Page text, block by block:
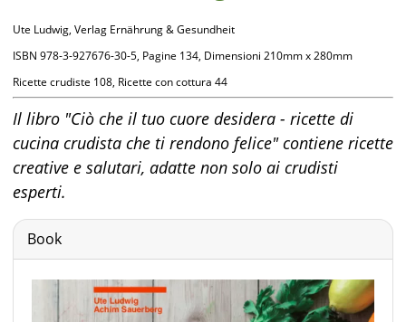
Ute Ludwig, Verlag Ernährung & Gesundheit
ISBN 978-3-927676-30-5, Pagine 134, Dimensioni 210mm x 280mm
Ricette crudiste 108, Ricette con cottura 44
Il libro "Ciò che il tuo cuore desidera - ricette di
cucina crudista che ti rendono felice" contiene ricette
creative e salutari, adatte non solo ai crudisti
esperti.
Book